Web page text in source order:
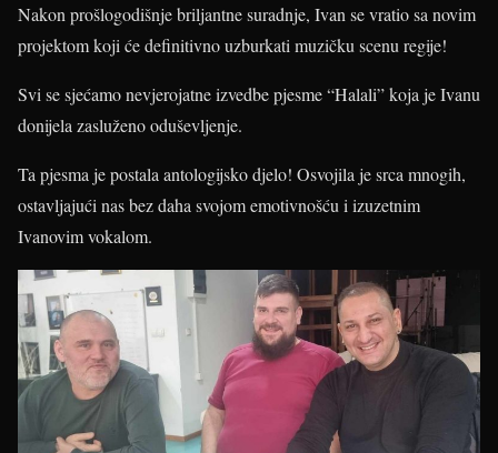
Nakon prošlogodišnje briljantne suradnje, Ivan se vratio sa novim
projektom koji će definitivno uzburkati muzičku scenu regije!
Svi se sjećamo nevjerojatne izvedbe pjesme “Halali” koja je Ivanu
donijela zasluženo oduševljenje.
Ta pjesma je postala antologijsko djelo! Osvojila je srca mnogih,
ostavljajući nas bez daha svojom emotivnošću i izuzetnim
Ivanovim vokalom.